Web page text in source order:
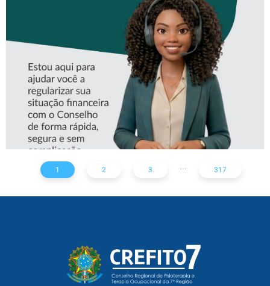
ASSISTENTE VIRTUAL DO
CREFITO-7
1 2 3 ... 317